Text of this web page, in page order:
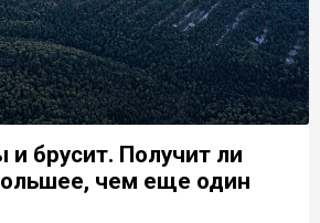
и брусит. Получит ли
чем еще один